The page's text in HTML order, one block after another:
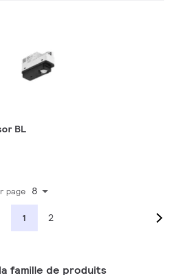
BL
page 8
1 2
famille de produits